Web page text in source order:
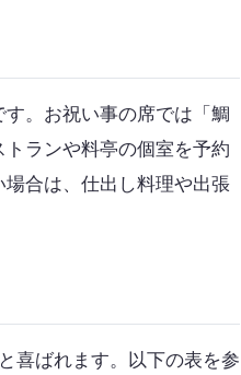
。お祝い事の席では「鯛
ランや料亭の個室を予約
合は、仕出し料理や出張
喜ばれます。以下の表を参